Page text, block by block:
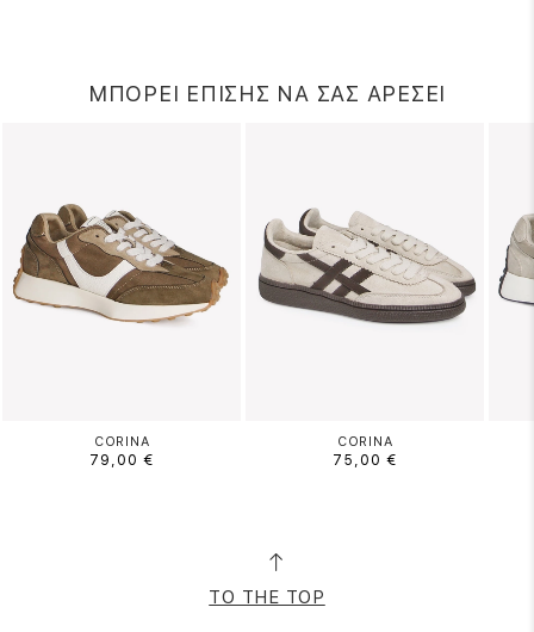
ΜΠΟΡΕΙ ΕΠΙΣΗΣ ΝΑ ΣΑΣ ΑΡΕΣΕΙ
CORINA
79,00 €
CORINA
75,00 €
TO THE TOP